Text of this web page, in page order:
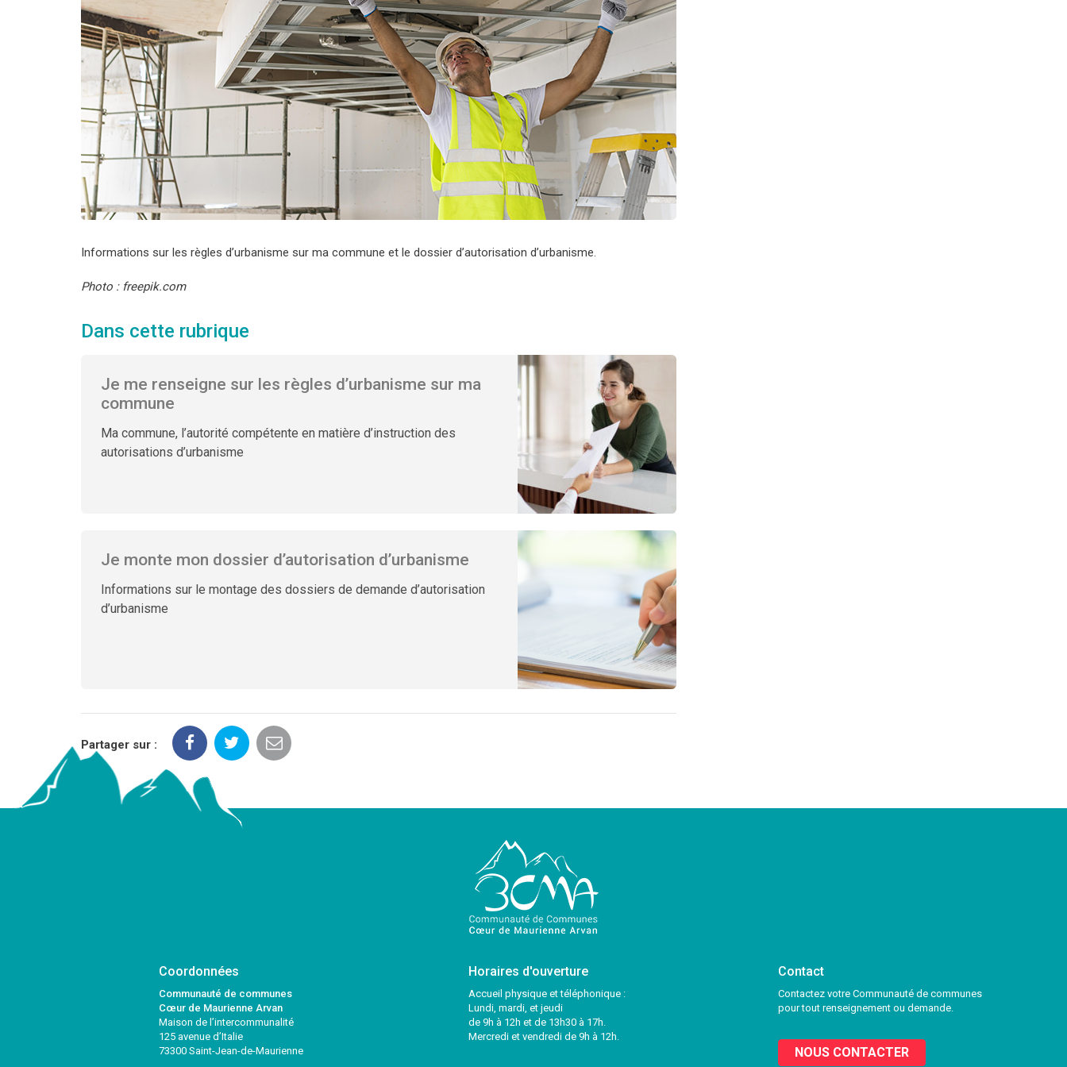
Informations sur les règles d’urbanisme sur ma commune et le dossier d’autorisation d’urbanisme.
Photo : freepik.com
Dans cette rubrique
Je me renseigne sur les règles d’urbanisme sur ma
commune
Ma commune, l’autorité compétente en matière d’instruction des
autorisations d’urbanisme
Je monte mon dossier d’autorisation d’urbanisme
Informations sur le montage des dossiers de demande d’autorisation
d’urbanisme
Partager sur :
Coordonnées
Communauté de communes
Cœur de Maurienne Arvan
Maison de l’intercommunalité
125 avenue d’Italie
73300 Saint-Jean-de-Maurienne
Horaires d'ouverture
Accueil physique et téléphonique :
Lundi, mardi, et jeudi
de 9h à 12h et de 13h30 à 17h.
Mercredi et vendredi de 9h à 12h.
Contact
Contactez votre Communauté de communes
pour tout renseignement ou demande.
NOUS CONTACTER